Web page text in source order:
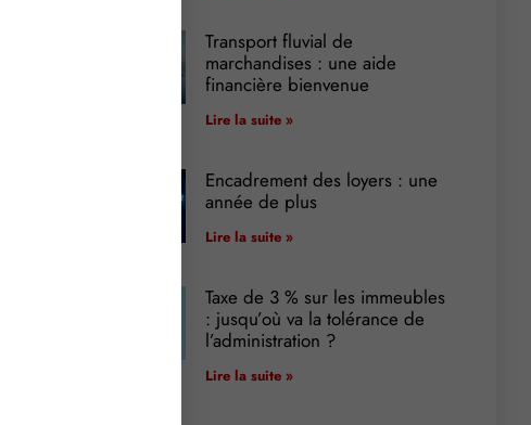
Transport fluvial de
marchandises : une aide
financière bienvenue
Lire la suite »
Encadrement des loyers : une
année de plus
Lire la suite »
Taxe de 3 % sur les immeubles
: jusqu’où va la tolérance de
l’administration ?
Lire la suite »